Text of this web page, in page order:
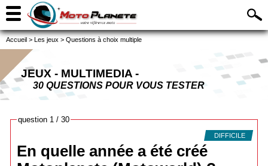
Accueil > Les jeux > Questions à choix multiple
JEUX - MULTIMEDIA -
30 QUESTIONS POUR VOUS TESTER
question 1 / 30
DIFFICILE
En quelle année a été créé